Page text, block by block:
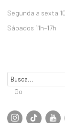
Segunda a sexta
Sábados 11h–17h
Go